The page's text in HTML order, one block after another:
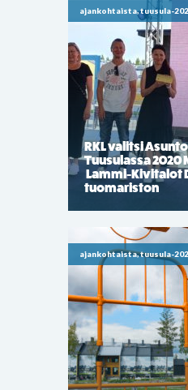
ajankohtaista, tuusula-
RKL valitsi
Tuusulassa
Lammi-Kivitalot
tuomariston
ajankohtaista, tuusula-